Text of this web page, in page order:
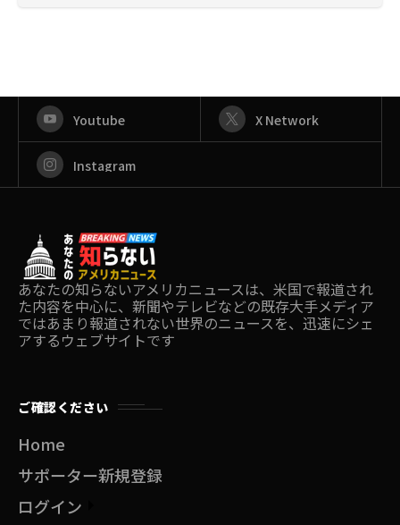
Youtube X Network
Instagram
あなたの知らないアメリカニュースは、米国で報道され
た内容を中心に、新聞やテレビなどの既存大手メディア
ではあまり報道されない世界のニュースを、迅速にシェ
アするウェブサイトです
ご確認ください
Home
サポーター新規登録
ログイン